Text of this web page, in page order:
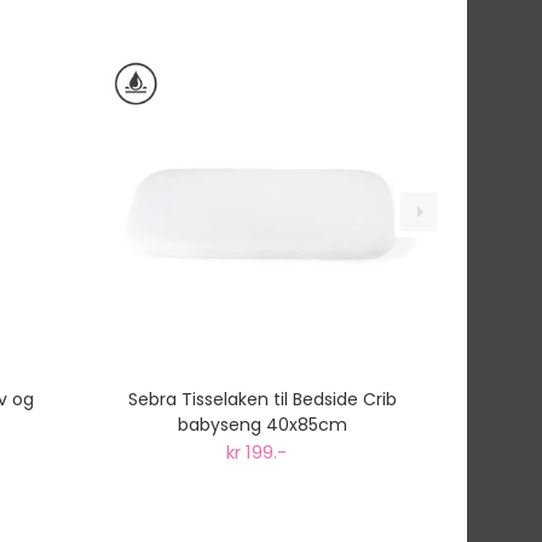
og
Sebra Tisselaken til Bedside Crib
babyseng 40x85cm
kr 199.-